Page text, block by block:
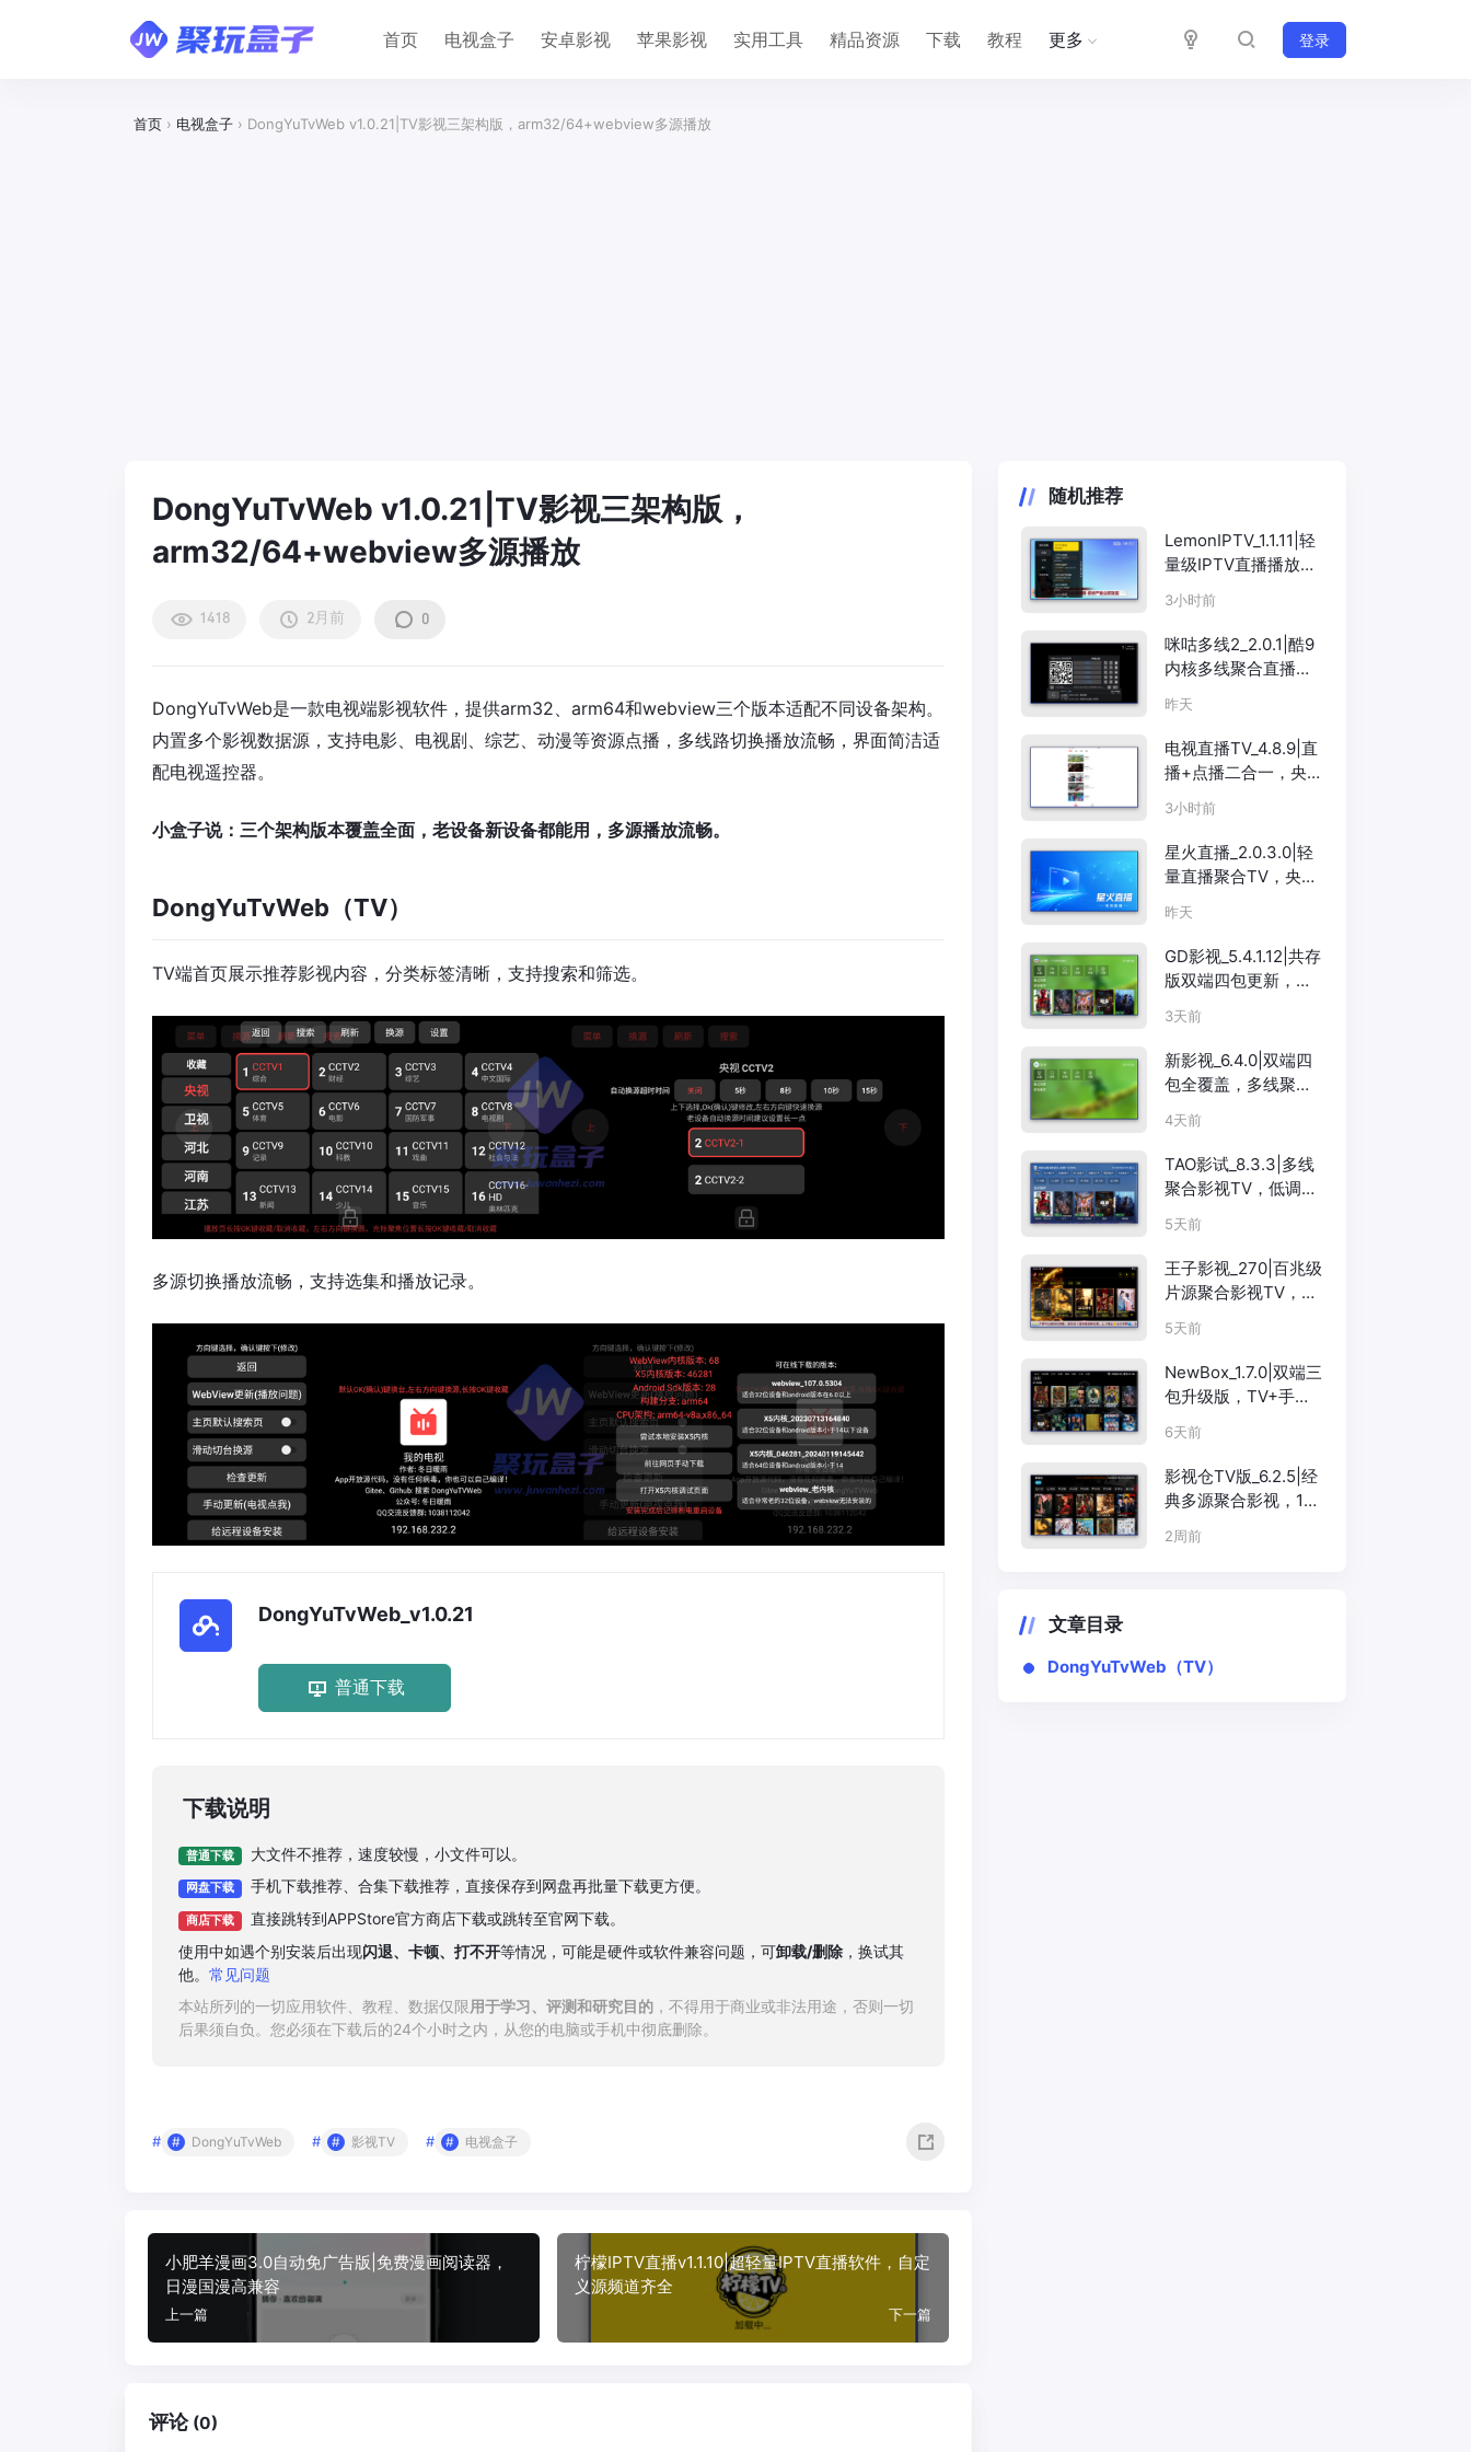
首页 电视盒子 安卓影视 苹果影视 实用工具 精品资源 下载 教程 更多 登录
首页 › 电视盒子 › DongYuTvWeb v1.0.21|TV影视三架构版，arm32/64+webview多源播放
DongYuTvWeb v1.0.21|TV影视三架构版，
arm32/64+webview多源播放
1418 2月前 0
DongYuTvWeb是一款电视端影视软件，提供arm32、arm64和webview三个版本适配不同设备架构。
内置多个影视数据源，支持电影、电视剧、综艺、动漫等资源点播，多线路切换播放流畅，界面简洁适
配电视遥控器。
小盒子说：三个架构版本覆盖全面，老设备新设备都能用，多源播放流畅。
DongYuTvWeb（TV）
TV端首页展示推荐影视内容，分类标签清晰，支持搜索和筛选。
多源切换播放流畅，支持选集和播放记录。
DongYuTvWeb_v1.0.21
普通下载
下载说明
普通下载 大文件不推荐，速度较慢，小文件可以。
网盘下载 手机下载推荐、合集下载推荐，直接保存到网盘再批量下载更方便。
商店下载
直接跳转到APPStore官方商店下载或跳转至官网下载。
使用中如遇个别安装后出现闪退、卡顿、打不开等情况，可能是硬件或软件兼容问题，可卸载/删除 ，换试其
他。 常见问题
本站所列的一切应用软件、教程、数据仅限 用于学习、评测和研究目的 ，不得用于商业或非法用途，否则一切
后果须自负。您必须在下载后的24个小时之内，从您的电脑或手机中彻底删除。
# DongYuTvWeb # 影视TV # 电视盒子
小肥羊漫画3.0自动免广告版|免费漫画阅读器，
日漫国漫高兼容
上一篇
柠檬IPTV直播v1.1.10|超轻量IPTV直播软件，自定
义源频道齐全
下一篇
评论 (0)
随机推荐
LemonIPTV_1.1.11|轻
量级IPTV直播播放
器，支持M3U/EPG
3小时前
咪咕多线2_2.0.1|酷9
内核多线聚合直播
TV，央视卫视一搜即
看
昨天
电视直播TV_4.8.9|直
播+点播二合一，央视
卫视影视全搞定
3小时前
星火直播_2.0.3.0|轻
量直播聚合TV，央视
卫视全覆盖
昨天
GD影视_5.4.1.12|共存
版双端四包更新，
TV+手机互不干扰
3天前
新影视_6.4.0|双端四
包全覆盖，多线聚合
TV+手机
4天前
TAO影试_8.3.3|多线
聚合影视TV，低调务
实的追剧之选
5天前
王子影视_270|百兆级
片源聚合影视TV，海
量资源解码强
5天前
NewBox_1.7.0|双端三
包升级版，TV+手机
多线聚合影视
6天前
影视仓TV版_6.2.5|经
典多源聚合影视，16
线程搜索+Exo硬解
2周前
文章目录
DongYuTvWeb（TV）